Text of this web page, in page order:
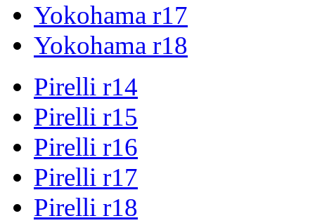
Yokohama r17
Yokohama r18
Pirelli r14
Pirelli r15
Pirelli r16
Pirelli r17
Pirelli r18